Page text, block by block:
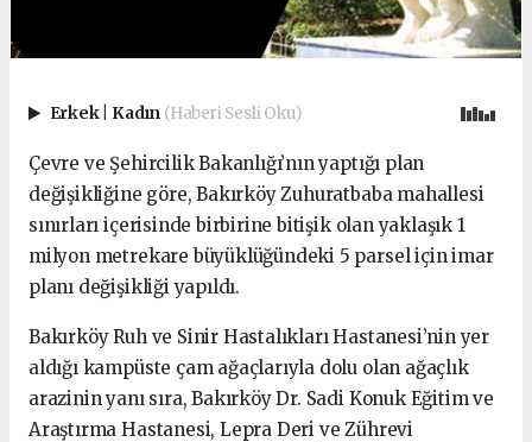
Erkek Kadın (Haberi Sesli Oku)
Çevre ve Şehircilik Bakanlığı’nın yaptığı plan
değişikliğine göre, Bakırköy Zuhuratbaba mahallesi
sınırları içerisinde birbirine bitişik olan yaklaşık 1
milyon metrekare büyüklüğündeki 5 parsel için imar
planı değişikliği yapıldı.
Bakırköy Ruh ve Sinir Hastalıkları Hastanesi’nin yer
aldığı kampüste çam ağaçlarıyla dolu olan ağaçlık
arazinin yanı sıra, Bakırköy Dr. Sadi Konuk Eğitim ve
Araştırma Hastanesi, Lepra Deri ve Zührevi